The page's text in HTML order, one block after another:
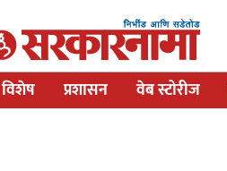
विशेष प्रशासन वेब स्टोरीज